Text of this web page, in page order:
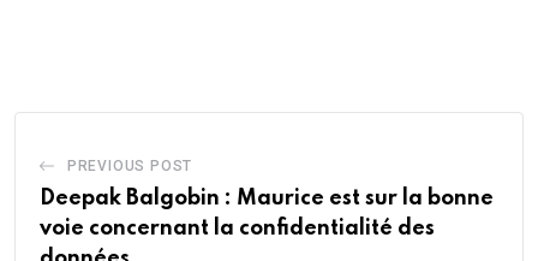
PREVIOUS POST
Deepak Balgobin : Maurice est sur la bonne
voie concernant la confidentialité des